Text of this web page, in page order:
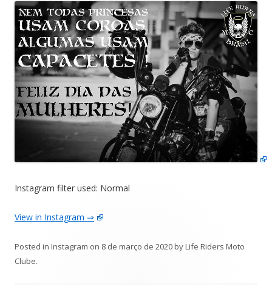
Instagram filter used: Normal
View in Instagram ⇒
Posted in Instagram on 8 de março de 2020byLife Riders Moto
Clube.